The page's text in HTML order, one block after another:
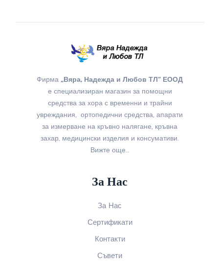
Фирма „Вяра, Надежда и Любов ТЛ“ ЕООД
е специализиран магазин за помощни
средства за хора с временни и трайни
увреждания, ортопедични средства, апарати
за измерване на кръвно налягане, кръвна
захар, медицински изделия и консумативи.
Вижте още…
За Нас
За Нас
Сертификати
Контакти
Съвети